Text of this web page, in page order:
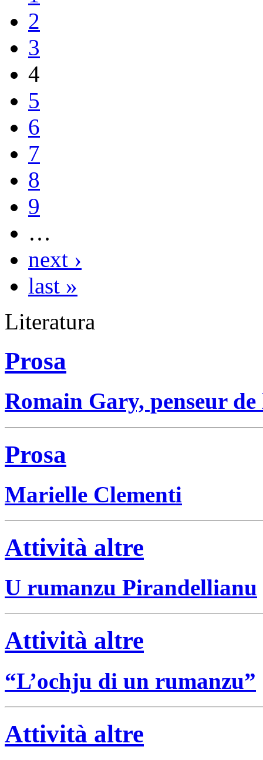
2
3
4
5
6
7
8
9
…
next ›
last »
Literatura
Prosa
Romain Gary, penseur
Prosa
Marielle Clementi
Attività altre
U rumanzu Pirandellianu
Attività altre
“L’ochju di un rumanzu”
Attività altre